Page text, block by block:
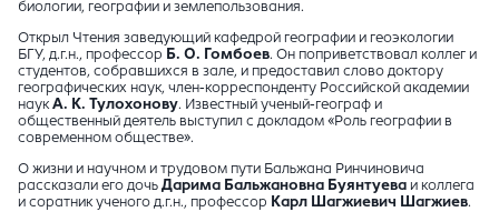
биологии, географии и землепользования.
Открыл Чтения заведующий кафедрой географии и геоэкологии
БГУ, д.г.н., профессор Б. О. Гомбоев. Он поприветствовал коллег и
студентов, собравшихся в зале, и предоставил слово доктору
географических наук, член-корреспонденту Российской академии
наук А. К. Тулохонову. Известный ученый-географ и
общественный деятель выступил с докладом «Роль географии в
современном обществе».
О жизни и научном и трудовом пути Бальжана Ринчиновича
рассказали его дочь Дарима Бальжановна Буянтуева и коллега
и соратник ученого д.г.н., профессор Карл Шагжиевич Шагжиев.